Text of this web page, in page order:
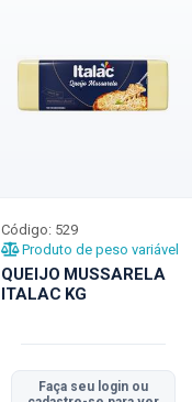
QUEIJO MUSSARELA
ITALAC KG
Código: 529
Produto de peso variável
Faça seu login ou